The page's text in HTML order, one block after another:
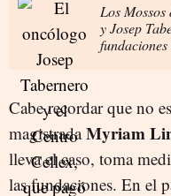
Los
y Josep
Cabe recordar que no
magistradaMyriam
lleva el caso, toma
las fundaciones. En el